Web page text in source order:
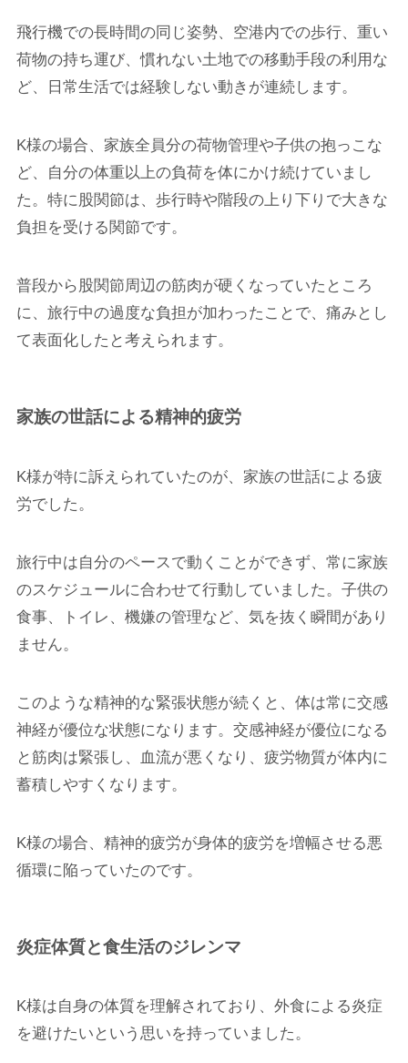
飛行機での長時間の同じ姿勢、空港内での歩行、重い
荷物の持ち運び、慣れない土地での移動手段の利用な
ど、日常生活では経験しない動きが連続します。
K様の場合、家族全員分の荷物管理や子供の抱っこな
ど、自分の体重以上の負荷を体にかけ続けていまし
た。特に股関節は、歩行時や階段の上り下りで大きな
負担を受ける関節です。
普段から股関節周辺の筋肉が硬くなっていたところ
に、旅行中の過度な負担が加わったことで、痛みとし
て表面化したと考えられます。
家族の世話による精神的疲労
K様が特に訴えられていたのが、家族の世話による疲
労でした。
旅行中は自分のペースで動くことができず、常に家族
のスケジュールに合わせて行動していました。子供の
食事、トイレ、機嫌の管理など、気を抜く瞬間があり
ません。
このような精神的な緊張状態が続くと、体は常に交感
神経が優位な状態になります。交感神経が優位になる
と筋肉は緊張し、血流が悪くなり、疲労物質が体内に
蓄積しやすくなります。
K様の場合、精神的疲労が身体的疲労を増幅させる悪
循環に陥っていたのです。
炎症体質と食生活のジレンマ
K様は自身の体質を理解されており、外食による炎症
を避けたいという思いを持っていました。